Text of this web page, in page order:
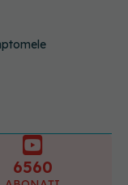
care pot fi
Bogdan
metode de
6560
ABONAȚI